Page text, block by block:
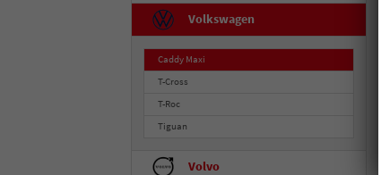
Volkswagen
Caddy Maxi
T-Cross
T-Roc
Tiguan
Volvo